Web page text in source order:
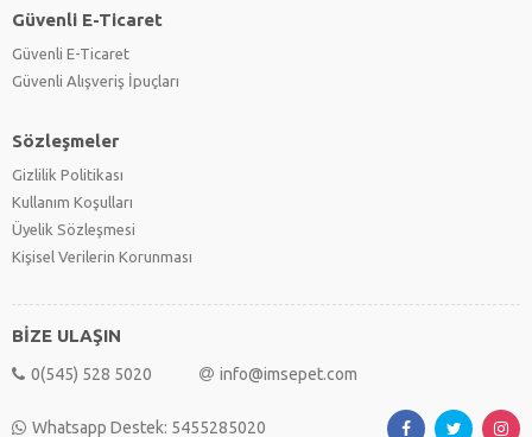
Güvenli E-Ticaret
Güvenli E-Ticaret
Güvenli Alışveriş İpuçları
Sözleşmeler
Gizlilik Politikası
Kullanım Koşulları
Üyelik Sözleşmesi
Kişisel Verilerin Korunması
BİZE ULAŞIN
0(545) 528 5020 info@imsepet.com
Whatsapp Destek: 5455285020